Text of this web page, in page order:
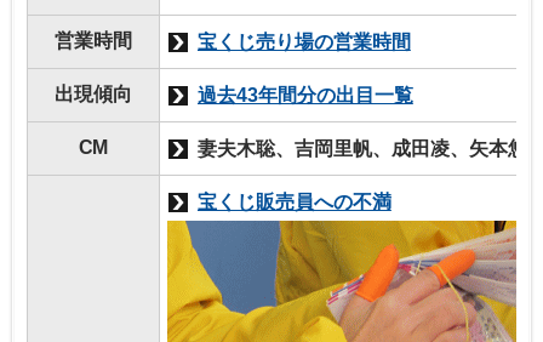
営業時間 宝くじ売り場の営業時間
出現傾向 過去43年間分の出目一覧
CM 妻夫木聡、吉岡里帆、成田凌、矢本悠
宝くじ販売員への不満